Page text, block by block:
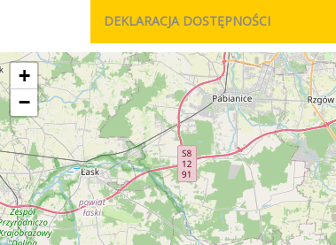
DEKLARACJA DOSTĘPNOŚCI
+
−